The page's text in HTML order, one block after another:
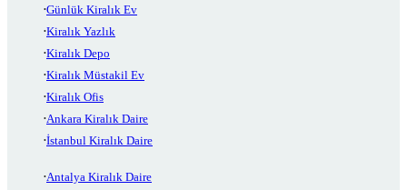
Günlük Kiralık Ev
Kiralık Yazlık
Kiralık Depo
Kiralık Müstakil Ev
Kiralık Ofis
Ankara Kiralık Daire
İstanbul Kiralık Daire
Antalya Kiralık Daire